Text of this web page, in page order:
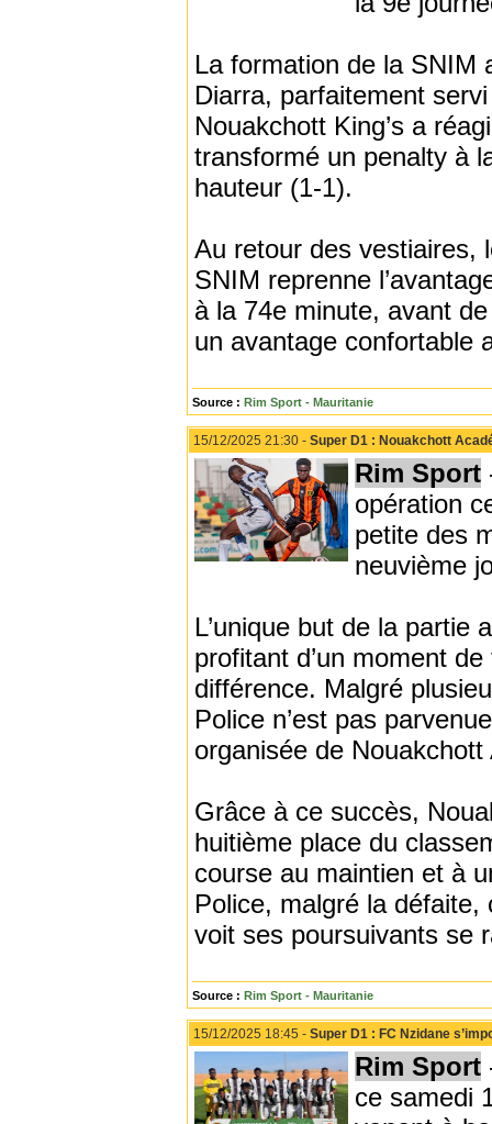
La formation de la SNIM
Diarra, parfaitement
Nouakchott King’s a
transformé un penalty à
hauteur (1-1).
Au retour des vestiaires,
SNIM reprenne
à la 74e minute, avant
un avantage confortable
Source : Rim Sport - Mauritanie
15/12/2025 21:30 - Super D1 : Nouakchott
Rim Sport
opération
petite des
neuvième
L’unique but de la partie
profitant d’un moment
différence. Malgré
Police n’est pas
organisée de Nouakchott
Grâce à ce succès,
huitième place du
course au maintien et à
Police, malgré la
voit ses poursuivants se
Source : Rim Sport - Mauritanie
15/12/2025 18:45 - Super D1 : FC Nzidane
Rim Sport
ce samedi